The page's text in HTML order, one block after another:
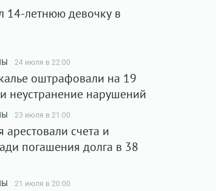
14-летнюю девочку в
24 июля в 22:00
оштрафовали на 19
неустранение нарушений
23 июля в 21:00
счета и
погашения долга в 38
21 июля в 20:00